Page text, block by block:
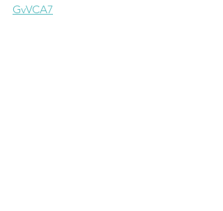
GvVCA7